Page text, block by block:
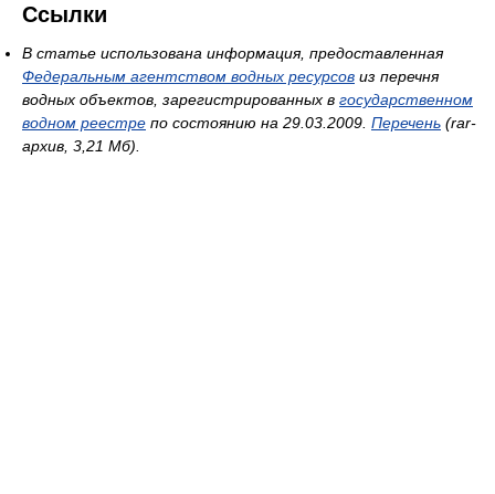
Ссылки
В статье использована информация, предоставленная
Федеральным агентством водных ресурсов из перечня
водных объектов, зарегистрированных в государственном
водном реестре по состоянию на 29.03.2009. Перечень (rar-
архив, 3,21 Мб).